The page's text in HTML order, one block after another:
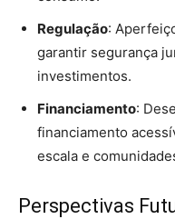
Regulação:
garantir segurança
investimentos.
Financiamento:
financiamento
escala e
Perspectivas